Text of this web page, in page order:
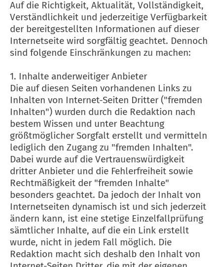
Auf die Richtigkeit, Aktualität, Vollständigkeit,
Verständlichkeit und jederzeitige Verfügbarkeit
der bereitgestellten Informationen auf dieser
Internetseite wird sorgfältig geachtet. Dennoch
sind folgende Einschränkungen zu machen:
1. Inhalte anderweitiger Anbieter
Die auf diesen Seiten vorhandenen Links zu
Inhalten von Internet-Seiten Dritter ("fremden
Inhalten") wurden durch die Redaktion nach
bestem Wissen und unter Beachtung
größtmöglicher Sorgfalt erstellt und vermitteln
lediglich den Zugang zu "fremden Inhalten".
Dabei wurde auf die Vertrauenswürdigkeit
dritter Anbieter und die Fehlerfreiheit sowie
Rechtmäßigkeit der "fremden Inhalte"
besonders geachtet. Da jedoch der Inhalt von
Internetseiten dynamisch ist und sich jederzeit
ändern kann, ist eine stetige Einzelfallprüfung
sämtlicher Inhalte, auf die ein Link erstellt
wurde, nicht in jedem Fall möglich. Die
Redaktion macht sich deshalb den Inhalt von